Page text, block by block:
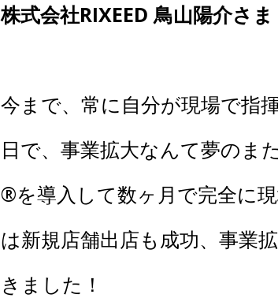
株式会社RIXEED 鳥山陽介さま
今まで、常に自分が現場で指
日で、事業拡大なんて夢のま
®️を導入して数ヶ月で完全に
は新規店舗出店も成功、事業
きました！